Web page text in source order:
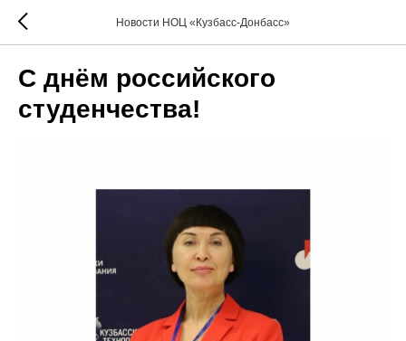
Новости НОЦ «Кузбасс-Донбасс»
С днём российского
студенчества!